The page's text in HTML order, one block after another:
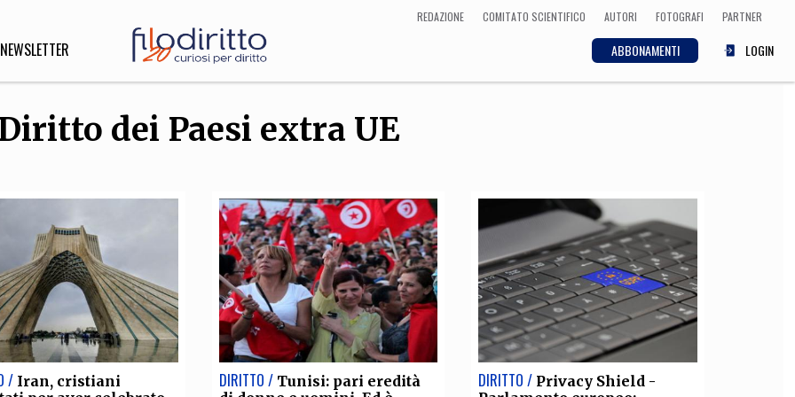
REDAZIONE COMITATO SCIENTIFICO AUTORI FOTOGRAFI PARTNER
ABBONAMENTI LOGIN
NEWSLETTER
Medicina
INNOVAZIONE
Scienze informatiche,
Architettura, Ingegneria
CULTURA
Arte, Cinema, Musica,
Letteratura
dei Paesi extra UE
/ Iran, cristiani
DIRITTO / Tunisi: pari eredità
DIRITTO / Privacy Shield -